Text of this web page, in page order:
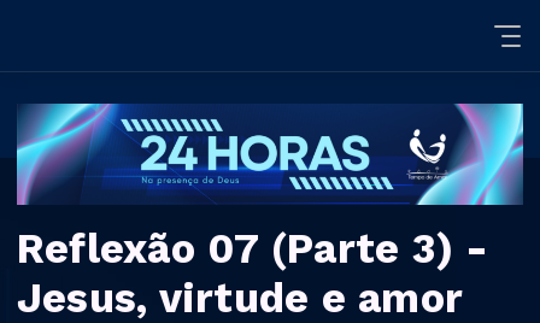
Reflexão 07 (Parte 3) -
Jesus, virtude e amor